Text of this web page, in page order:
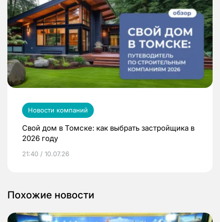
Новости компаний
Свой дом в Томске: как выбрать застройщика в
2026 году
21:40 / 10.07.26
Похожие новости